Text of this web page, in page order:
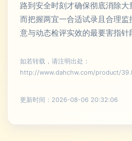
路到安全时刻才确保彻底消除大
而把握两宜一合适试录且合理
意与动态检评实效的最要害指针
如若转载，请注明出处：
http://www.dahchw.com/product/
更新时间：2026-08-06 20:32:06